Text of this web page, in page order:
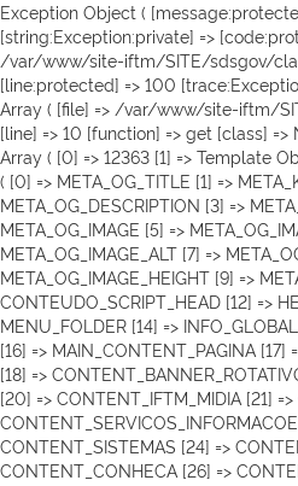
Exception Object (
[string:Exception:private] =>
/var/www/site-iftm/SITE/sdsgov/
[line:protected] => 100
Array ( [file] => /var/www/site-iftm/
[line] => 10 [function] => get [class]
Array ( [0] => 12363 [1] => Template
( [0] => META_OG_TITLE [1] =>
META_OG_DESCRIPTION [3] =>
META_OG_IMAGE [5] =>
META_OG_IMAGE_ALT [7] =>
META_OG_IMAGE_HEIGHT [9] =>
CONTEUDO_SCRIPT_HEAD [12] =>
MENU_FOLDER [14] =>
[16] => MAIN_CONTENT_PAGINA [17]
[18] =>
[20] => CONTENT_IFTM_MIDIA [21]
CONTENT_SISTEMAS [24] =>
CONTENT_CONHECA [26] =>